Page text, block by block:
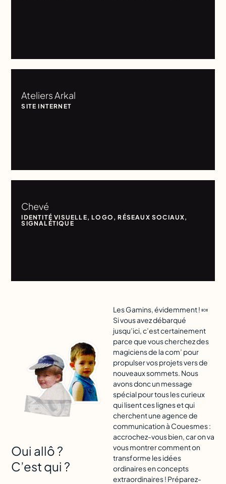
Ateliers Arkal
SITE INTERNET
Chevé
IDENTITÉ VISUELLE,LOGO ,RÉSEAUX SOCIAUX,
SIGNALÉTIQUE
Oui allô ?
C’est qui ?
Les Gamins, évidemment ! 🍬
Si vous avez débarqué
jusqu’ici, c’est certainement
parce que vous cherchez des
magiciens de la com’ pour
propulser vos projets vers de
nouveaux sommets. Nous
avons donc un message
spécial pour tous les curieux
qui lisent ces lignes et qui
cherchent une agence de
communication à Couesmes :
accrochez-vous bien, car on va
vous montrer comment on
transforme les idées
ordinaires en concepts
extraordinaires ! Préparez-